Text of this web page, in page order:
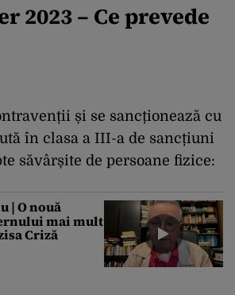
2023 – Ce prevede
și se sancționează cu
în clasa a III-a de sancțiuni
săvârșite de persoane fizice:
| O nouă
mai mult
Criză